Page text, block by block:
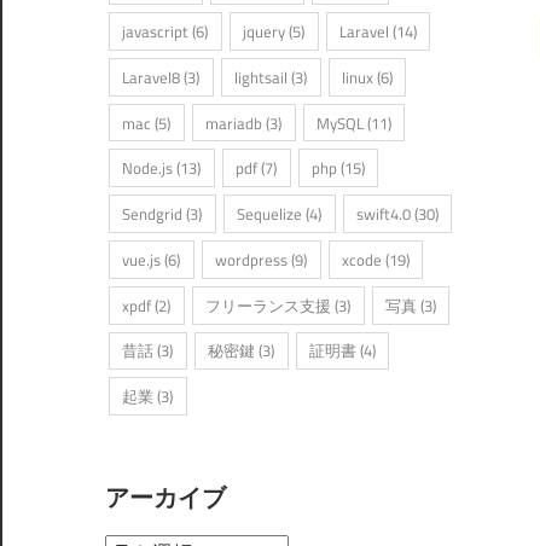
javascript(6) jquery(5) Laravel (14)
Laravel8(3) lightsail (3) linux(6)
mac (5) mariadb (3) MySQL(11)
Node.js(13) pdf(7) php(15)
Sendgrid (3) Sequelize (4) swift4.0(30)
vue.js(6) wordpress(9) xcode (19)
xpdf(2) フリーランス支援 (3) 写真(3)
昔話(3) 秘密鍵 (3) 証明書(4)
起業 (3)
アーカイブ